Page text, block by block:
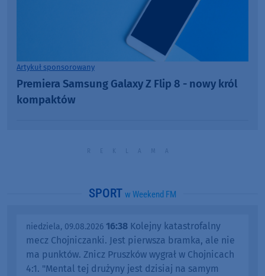
Artykuł sponsorowany
Premiera Samsung Galaxy Z Flip 8 - nowy król
kompaktów
SPORT w Weekend FM
niedziela, 09.08.2026 16:38 Kolejny katastrofalny
mecz Chojniczanki. Jest pierwsza bramka, ale nie
ma punktów. Znicz Pruszków wygrał w Chojnicach
4:1. "Mental tej drużyny jest dzisiaj na samym